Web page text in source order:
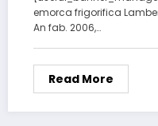
emorca frigorifica
An fab. 2006,…
Read More